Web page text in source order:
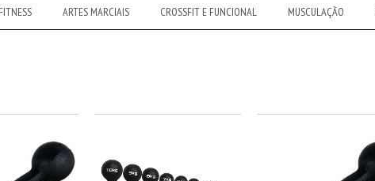
ARTES MARCIAIS CROSSFIT E FUNCIONAL MUSCULAÇÃO